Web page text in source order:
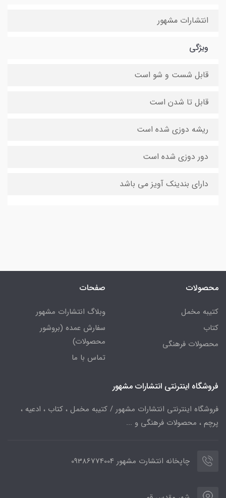
انتشارات مشهور
ویژگی
قابل شست و شو است
قابل تا شدن است
ریشه دوزی شده است
دور دوزی شده است
دارای بندینک آویز می باشد
محصولات
کتیبه مخمل
کتاب
محصولات فرهنگی
صفحات
وبلاگ انتشارات مشهور
سفارش عمده (بروشور
محصولات)
تماس با ما
فروشگاه اینترنتی انتشارات مشهور
فروشگاه اینترنتی انتشارات مشهور / کتیبه مخمل ، کتاب ، ادعیه ،
پرچم ، محصولات فرهنگی و ...
چاپخانه انتشارت مشهور 09386774004